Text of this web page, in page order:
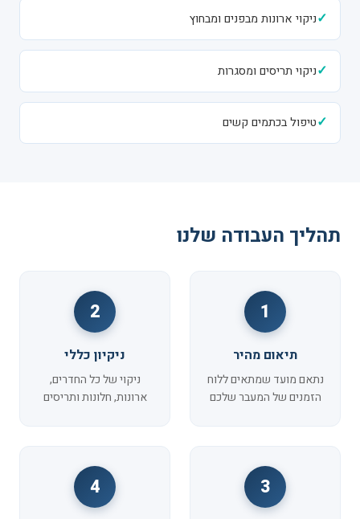
✓ניקוי ארונות מבפנים ומבחוץ
✓ניקוי תריסים ומסגרות
✓טיפול בכתמים קשים
תהליך העבודה שלנו
1
תיאום מהיר
נתאם מועד שמתאים ללוח
הזמנים של המעבר שלכם
2
ניקיון כללי
ניקוי של כל החדרים,
ארונות, חלונות ותריסים
3
4